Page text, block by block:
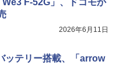
F-52G」、ドコモか
2026年6月11日
ッテリー搭載、「arrow